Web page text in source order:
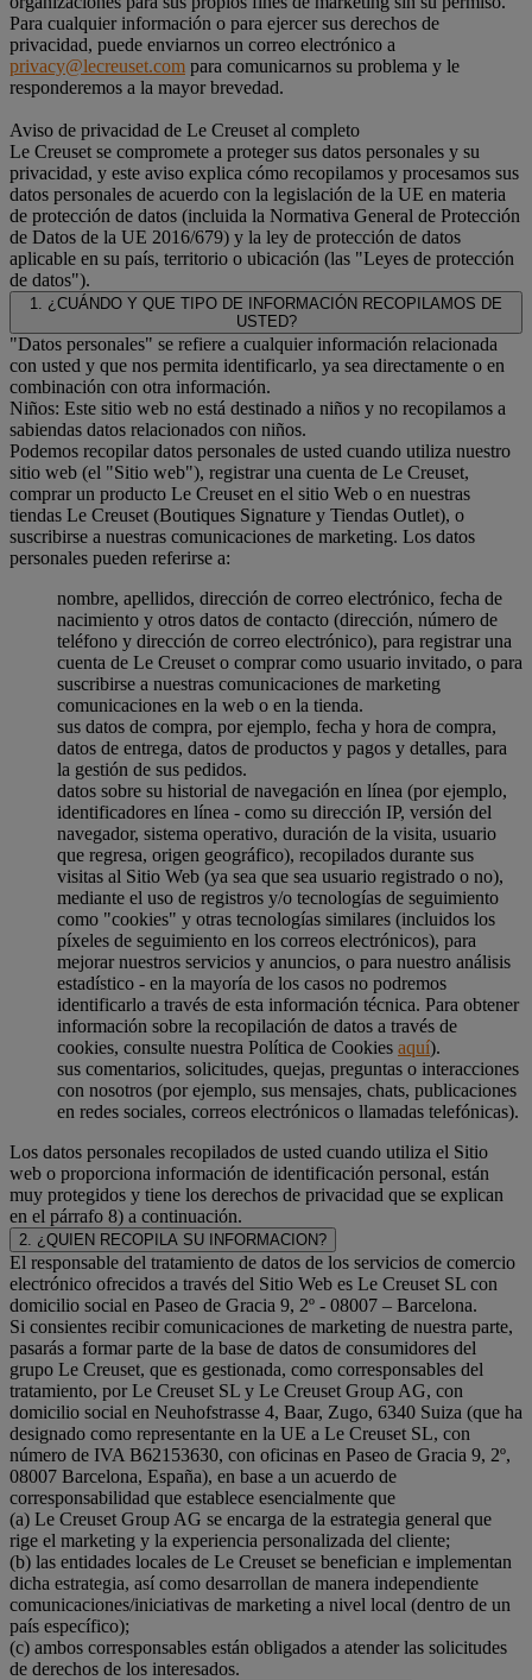
Para cualquier información o para ejercer sus derechos de
privacidad, puede enviarnos un correo electrónico a
privacy@lecreuset.com para comunicarnos su problema y le
responderemos a la mayor brevedad.
Aviso de privacidad de Le Creuset al completo
Le Creuset se compromete a proteger sus datos personales y su
privacidad, y este aviso explica cómo recopilamos y procesamos sus
datos personales de acuerdo con la legislación de la UE en materia
de protección de datos (incluida la Normativa General de Protección
de Datos de la UE 2016/679) y la ley de protección de datos
aplicable en su país, territorio o ubicación (las "Leyes de protección
de datos").
1. ¿CUÁNDO Y QUE TIPO DE INFORMACIÓN RECOPILAMOS DE
USTED?
"Datos personales" se refiere a cualquier información relacionada
con usted y que nos permita identificarlo, ya sea directamente o en
combinación con otra información.
Niños: Este sitio web no está destinado a niños y no recopilamos a
sabiendas datos relacionados con niños.
Podemos recopilar datos personales de usted cuando utiliza nuestro
sitio web (el "Sitio web"), registrar una cuenta de Le Creuset,
comprar un producto Le Creuset en el sitio Web o en nuestras
tiendas Le Creuset (Boutiques Signature y Tiendas Outlet), o
suscribirse a nuestras comunicaciones de marketing. Los datos
personales pueden referirse a:
nombre, apellidos, dirección de correo electrónico, fecha de
nacimiento y otros datos de contacto (dirección, número de
teléfono y dirección de correo electrónico), para registrar una
cuenta de Le Creuset o comprar como usuario invitado, o para
suscribirse a nuestras comunicaciones de marketing
comunicaciones en la web o en la tienda.
sus datos de compra, por ejemplo, fecha y hora de compra,
datos de entrega, datos de productos y pagos y detalles, para
la gestión de sus pedidos.
datos sobre su historial de navegación en línea (por ejemplo,
identificadores en línea - como su dirección IP, versión del
navegador, sistema operativo, duración de la visita, usuario
que regresa, origen geográfico), recopilados durante sus
visitas al Sitio Web (ya sea que sea usuario registrado o no),
mediante el uso de registros y/o tecnologías de seguimiento
como "cookies" y otras tecnologías similares (incluidos los
píxeles de seguimiento en los correos electrónicos), para
mejorar nuestros servicios y anuncios, o para nuestro análisis
estadístico - en la mayoría de los casos no podremos
identificarlo a través de esta información técnica. Para obtener
información sobre la recopilación de datos a través de
cookies, consulte nuestra Política de Cookies aquí).
sus comentarios, solicitudes, quejas, preguntas o interacciones
con nosotros (por ejemplo, sus mensajes, chats, publicaciones
en redes sociales, correos electrónicos o llamadas telefónicas).
Los datos personales recopilados de usted cuando utiliza el Sitio
web o proporciona información de identificación personal, están
muy protegidos y tiene los derechos de privacidad que se explican
en el párrafo 8) a continuación.
2. ¿QUIEN RECOPILA SU INFORMACION?
El responsable del tratamiento de datos de los servicios de comercio
electrónico ofrecidos a través del Sitio Web es Le Creuset SL con
domicilio social en Paseo de Gracia 9, 2º - 08007 – Barcelona.
Si consientes recibir comunicaciones de marketing de nuestra parte,
pasarás a formar parte de la base de datos de consumidores del
grupo Le Creuset, que es gestionada, como corresponsables del
tratamiento, por Le Creuset SL y Le Creuset Group AG, con
domicilio social en Neuhofstrasse 4, Baar, Zugo, 6340 Suiza (que ha
designado como representante en la UE a Le Creuset SL, con
número de IVA B62153630, con oficinas en Paseo de Gracia 9, 2º,
08007 Barcelona, España), en base a un acuerdo de
corresponsabilidad que establece esencialmente que
(a) Le Creuset Group AG se encarga de la estrategia general que
rige el marketing y la experiencia personalizada del cliente;
(b) las entidades locales de Le Creuset se benefician e implementan
dicha estrategia, así como desarrollan de manera independiente
comunicaciones/iniciativas de marketing a nivel local (dentro de un
país específico);
(c) ambos corresponsables están obligados a atender las solicitudes
de derechos de los interesados.